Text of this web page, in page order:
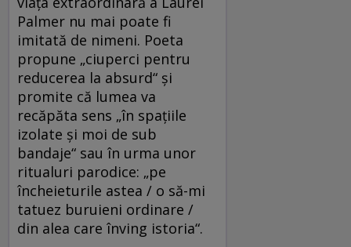
Palmer nu mai poate fi
imitată de nimeni. Poeta
propune „ciuperci pentru
reducerea la absurd“ și
promite că lumea va
recăpăta sens „în spațiile
izolate și moi de sub
bandaje“ sau în urma unor
ritualuri parodice: „pe
încheieturile astea / o să-mi
tatuez buruieni ordinare /
din alea care înving istoria“.